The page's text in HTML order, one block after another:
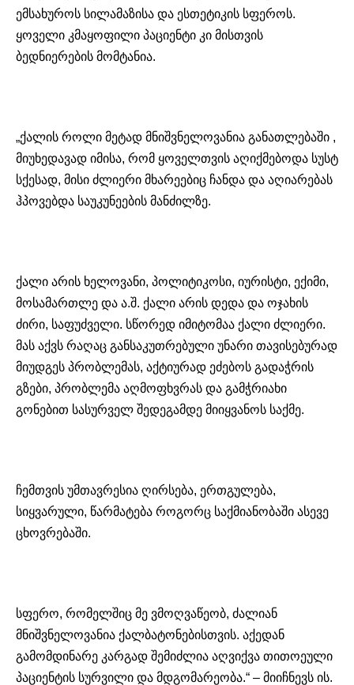
ემსახუროს სილამაზისა და ესთეტიკის სფეროს.
ყოველი კმაყოფილი პაციენტი კი მისთვის
ბედნიერების მომტანია.
„ქალის როლი მეტად მნიშვნელოვანია განათლებაში ,
მიუხედავად იმისა, რომ ყოველთვის აღიქმებოდა სუსტ
სქესად, მისი ძლიერი მხარეებიც ჩანდა და აღიარებას
ჰპოვებდა საუკუნეების მანძილზე.
ქალი არის ხელოვანი, პოლიტიკოსი, იურისტი, ექიმი,
მოსამართლე და ა.შ. ქალი არის დედა და ოჯახის
ძირი, საფუძველი. სწორედ იმიტომაა ქალი ძლიერი.
მას აქვს რაღაც განსაკუთრებული უნარი თავისებურად
მიუდგეს პრობლემას, აქტიურად ეძებოს გადაჭრის
გზები, პრობლემა აღმოფხვრას და გამჭრიახი
გონებით სასურველ შედეგამდე მიიყვანოს საქმე.
ჩემთვის უმთავრესია ღირსება, ერთგულება,
სიყვარული, წარმატება როგორც საქმიანობაში ასევე
ცხოვრებაში.
სფერო, რომელშიც მე ვმოღვაწეობ, ძალიან
მნიშვნელოვანია ქალბატონებისთვის. აქედან
გამომდინარე კარგად შემიძლია აღვიქვა თითოეული
პაციენტის სურვილი და მდგომარეობა.“ – მიიჩნევს ის.